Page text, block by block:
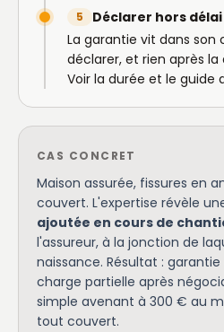
5
Déclarer hors
La garantie vit dans son
déclarer, et rien après la
Voir la durée et le guide
CAS CONCRET
Maison assurée, fissures en
couvert. L'expertise révèle
ajoutée en cours de
l'assureur, à la jonction de
naissance. Résultat :
charge partielle après
simple avenant à 300 € au
tout couvert.